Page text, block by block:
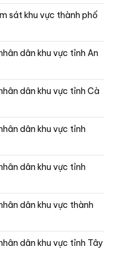
sát khu vực thành phố
khu vực tỉnh An
dân khu vực tỉnh Cà
dân khu vực tỉnh
dân khu vực tỉnh
dân khu vực thành
dân khu vực tỉnh Tây